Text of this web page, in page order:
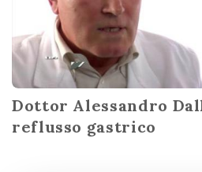
Dottor Alessandro
reflusso gastrico